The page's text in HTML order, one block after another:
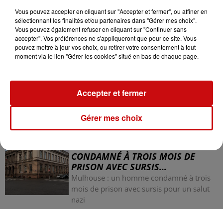
2021. Ce dernier est installé au 1er étage de la Grande
aux Dîmes.
LES AUTRES ACTUALITÉS
CONDAMNÉ À TROIS MOIS DE
PRISON AVEC SURSIS...
Mulhouse : un homme condamné à trois
mois de prison avec sursis pour un salut
nazi
Vous pouvez accepter en cliquant sur "Accepter et fermer", ou affiner en
sélectionnant les finalités et/ou partenaires dans "Gérer mes choix".
Vous pouvez également refuser en cliquant sur "Continuer sans
accepter". Vos préférences ne s'appliqueront que pour ce site. Vous
pouvez mettre à jour vos choix, ou retirer votre consentement à tout
moment via le lien "Gérer les cookies" situé en bas de chaque page.
Gérer mes choix
Accepter et fermer